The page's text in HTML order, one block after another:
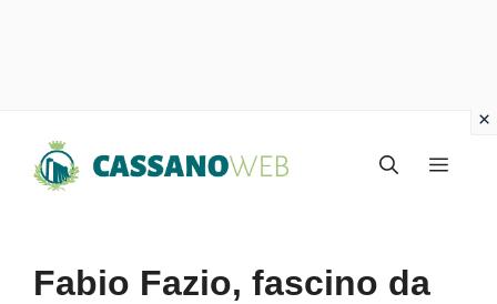
Menu
Fabio Fazio, fascino da